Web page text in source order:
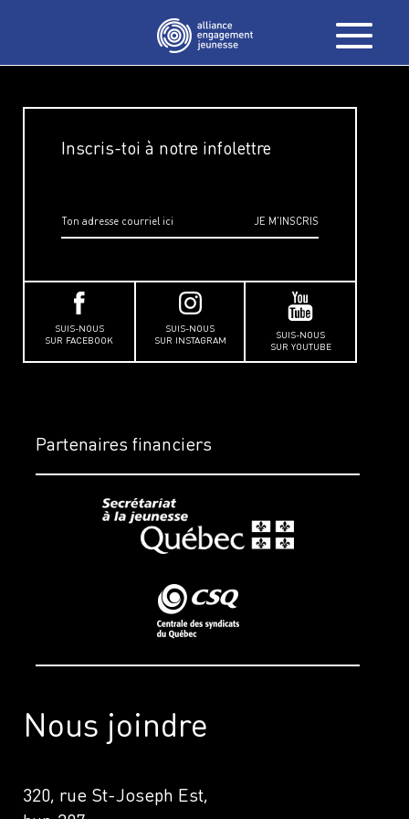
Inscris-toi à notre infolettre
SUIS-NOUS
SUR FACEBOOK
SUIS-NOUS
SUR INSTAGRAM
SUIS-NOUS
SUR YOUTUBE
Nous joindre
320, rue St-Joseph Est,
Partenaires financiers